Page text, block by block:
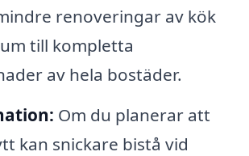
renoveringar av kök
till kompletta
av hela bostäder.
Om du planerar att
kan snickare bistå vid